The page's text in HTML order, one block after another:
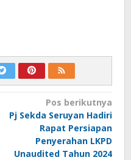
Pos berikutnya
Pj Sekda Seruyan Hadiri
Rapat Persiapan
Penyerahan LKPD
Unaudited Tahun 2024